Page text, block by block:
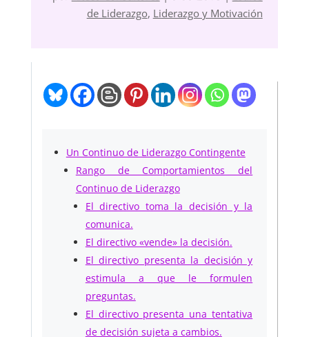
de Liderazgo, Liderazgo y Motivación
Un Continuo de Liderazgo Contingente
Rango de Comportamientos del
Continuo de Liderazgo
El directivo toma la decisión y la
comunica.
El directivo «vende» la decisión.
El directivo presenta la decisión y
estimula a que le formulen
preguntas.
El directivo presenta una tentativa
de decisión sujeta a cambios.